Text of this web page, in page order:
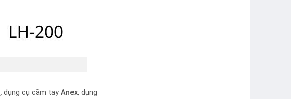
, dụng cụ cầm tay Anex, dụng